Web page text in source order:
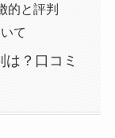
的と評判
て
は？口コミ